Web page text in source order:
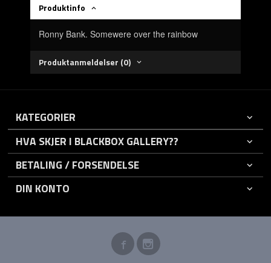
Produktinfo
Ronny Bank. Somewere over the rainbow
Produktanmeldelser (0)
KATEGORIER
HVA SKJER I BLACKBOX GALLERY??
BETALING / FORSENDELSE
DIN KONTO